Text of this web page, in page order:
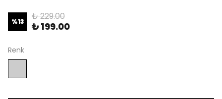
%13 ₺ 229.00
₺ 199.00
Renk